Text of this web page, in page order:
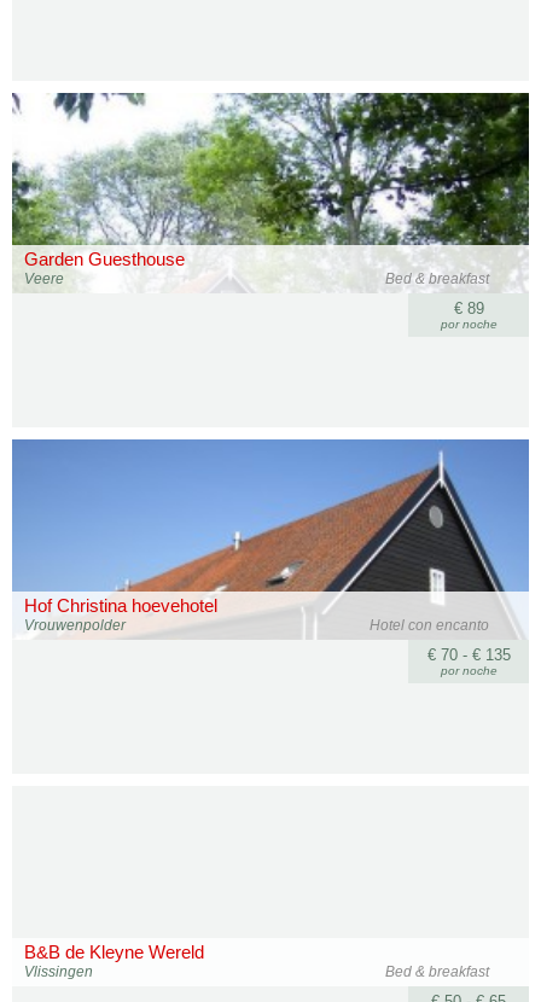
Garden Guesthouse
Bed & breakfast
Veere
€ 89
por noche
Hof Christina hoevehotel
Hotel con encanto
Vrouwenpolder
€ 70 - € 135
por noche
B&B de Kleyne Wereld
Bed & breakfast
Vlissingen